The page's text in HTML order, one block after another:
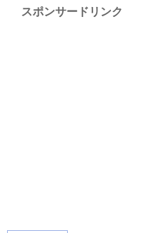
スポンサードリンク